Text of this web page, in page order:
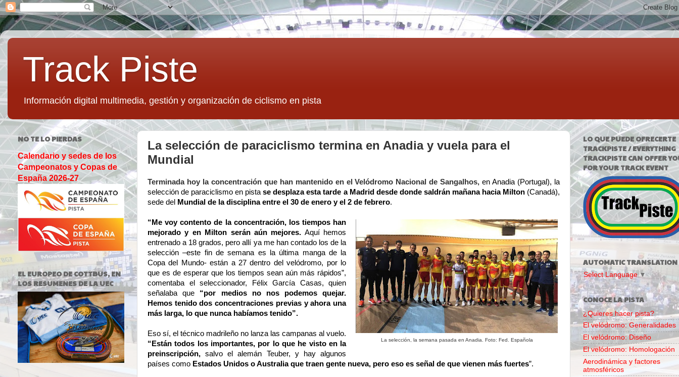
Track Piste
Información digital multimedia, gestión y organización de ciclismo en pista
La selección de paraciclismo termina en Anadia y vuela para el
Mundial
Terminada hoy la concentración que han mantenido en el Velódromo Nacional de Sangalhos, en Anadia (Portugal), la
selección de paraciclismo en pistase desplaza esta tarde a Madrid desde donde saldrán mañana hacia Milton(Canadá),
sede del Mundial de la disciplina entre el 30 de enero y el 2 de febrero.
La selección, la semana pasada en Anadia. Foto: Fed. Española
“Me voy contento de la concentración, los tiempos han
mejorado y en Milton serán aún mejores. Aquí hemos
entrenado a 18 grados, pero allí ya me han contado los de la
selección –este fin de semana es la última manga de la
Copa del Mundo- están a 27 dentro del velódromo, por lo
que es de esperar que los tiempos sean aún más rápidos”,
comentaba el seleccionador, Félix García Casas, quien
señalaba que “por medios no nos podemos quejar.
Hemos tenido dos concentraciones previas y ahora una
más larga, lo que nunca habíamos tenido”.
Eso sí, el técnico madrileño no lanza las campanas al vuelo.
“Están todos los importantes, por lo que he visto en la
preinscripción, salvo el alemán Teuber, y hay algunos
países como Estados Unidos o Australia que traen gente nueva, pero eso es señal de que vienen más fuertes”.
NO TE LO PIERDAS
Calendario y sedes de los
Campeonatos y Copas de
España 2026-27
EL EUROPEO DE COTTBUS, EN
LOS RESUMENES DE LA UEC
LO QUE PUEDE OFRECERTE
TRACKPISTE / EVERYTHING
TRACKPISTE CAN OFFER
FOR YOUR TRACK EVENT
AUTOMATIC TRANSLATION
Select Language ▼
CONOCE LA PISTA
¿Quieres hacer pista?
El velódromo: Generalidades
El velódromo: Diseño
El velódromo: Homologación
Aerodinámica y factores
atmosféricos